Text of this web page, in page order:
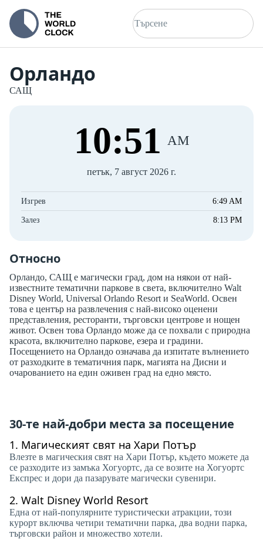
Орландо
САЩ
10:51 AM
петък, 7 август 2026 г.
Изгрев 6:49 AM
Залез 8:13 PM
Относно
Орландо, САЩ е магически град, дом на някои от най-
известните тематични паркове в света, включително Walt
Disney World, Universal Orlando Resort и SeaWorld. Освен
това е център на развлечения с най-високо оценени
представления, ресторанти, търговски центрове и нощен
живот. Освен това Орландо може да се похвали с природна
красота, включително паркове, езера и градини.
Посещението на Орландо означава да изпитате вълнението
от разходките в тематичния парк, магията на Дисни и
очарованието на един оживен град на едно място.
30-те най-добри места за посещение
1. Магическият свят на Хари Потър
Влезте в магическия свят на Хари Потър, където можете да
се разходите из замъка Хогуортс, да се возите на Хогуортс
Експрес и дори да пазарувате магически сувенири.
2. Walt Disney World Resort
Една от най-популярните туристически атракции, този
курорт включва четири тематични парка, два водни парка,
търговски район и множество хотели.